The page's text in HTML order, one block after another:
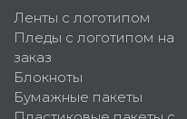
Ленты с логотипом
Пледы с логотипом на
заказ
Блокноты
Бумажные пакеты